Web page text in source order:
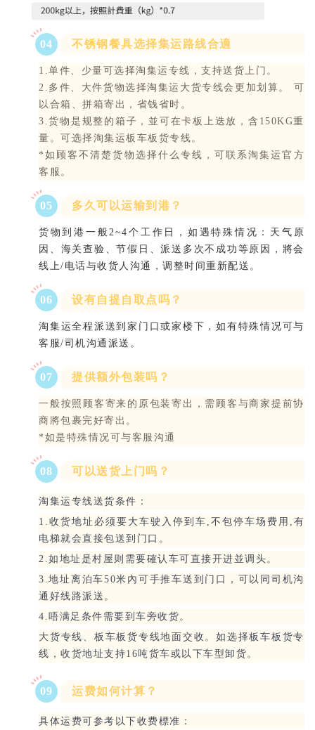
04 不锈钢餐具选择集运路线合適
1.单件、少量可选择淘集运专线，支持送货上门。
2.多件、大件货物选择淘集运大货专线会更加划算。 可
以合箱、拼箱寄出，省钱省时。
3.货物是规整的箱子，並可在卡板上迭放，含150KG重
量。可选择淘集运板车板货专线。
*如顾客不清楚货物选择什么专线，可联系淘集运官方
客服。
05 多久可以运输到港？
货物到港一般2~4个工作日，如遇特殊情况：天气原
因、海关查验、节假日、派送多次不成功等原因，將会
线上/电话与收货人沟通，调整时间重新配送。
06 设有自提自取点吗？
淘集运全程派送到家门口或家楼下，如有特殊情况可与
客服/司机沟通派送。
07 提供额外包装吗？
一般按照顾客寄来的原包装寄出，需顾客与商家提前协
商將包裹完好寄出。
*如是特殊情况可与客服沟通
08 可以送货上门吗？
淘集运专线送货条件：
1.收货地址必须要大车驶入停到车,不包停车场费用,有
电梯就会直接包送到门口。
2.如地址是村屋则需要確认车可直接开进並调头。
3.地址离泊车50米內可手推车送到门口，可以同司机沟
通好线路派送。
4.唔满足条件需要到车旁收货。
大货专线、板车板货专线地面交收。如选择板车板货专
线，收货地址支持16吨货车或以下车型卸货。
09 运费如何计算？
具体运费可参考以下收费標准：